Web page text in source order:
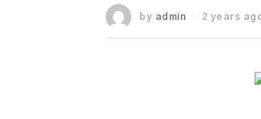
by admin 2 years